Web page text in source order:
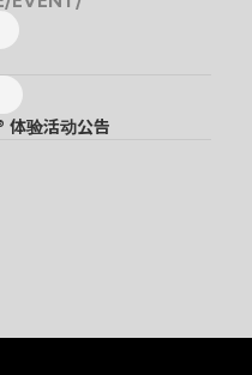
体验活动公告